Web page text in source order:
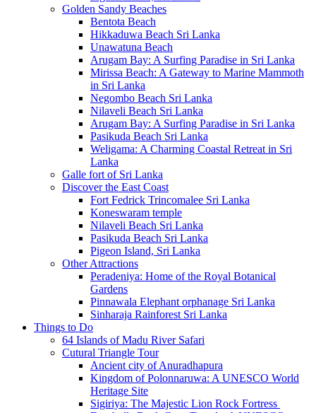
Golden Sandy Beaches
Bentota Beach
Hikkaduwa Beach Sri Lanka
Unawatuna Beach
Arugam Bay: A Surfing Paradise in Sri Lanka
Mirissa Beach: A Gateway to Marine Mammoth
in Sri Lanka
Negombo Beach Sri Lanka
Nilaveli Beach Sri Lanka
Arugam Bay: A Surfing Paradise in Sri Lanka
Pasikuda Beach Sri Lanka
Weligama: A Charming Coastal Retreat in Sri
Lanka
Galle fort of Sri Lanka
Discover the East Coast
Fort Fedrick Trincomalee Sri Lanka
Koneswaram temple
Nilaveli Beach Sri Lanka
Pasikuda Beach Sri Lanka
Pigeon Island, Sri Lanka
Other Attractions
Peradeniya: Home of the Royal Botanical
Gardens
Pinnawala Elephant orphanage Sri Lanka
Sinharaja Rainforest Sri Lanka
Things to Do
64 Islands of Madu River Safari
Cutural Triangle Tour
Ancient city of Anuradhapura
Kingdom of Polonnaruwa: A UNESCO World
Heritage Site
Sigiriya: The Majestic Lion Rock Fortress